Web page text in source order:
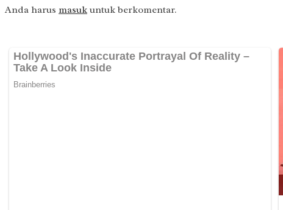
Anda harus masuk untuk berkomentar.